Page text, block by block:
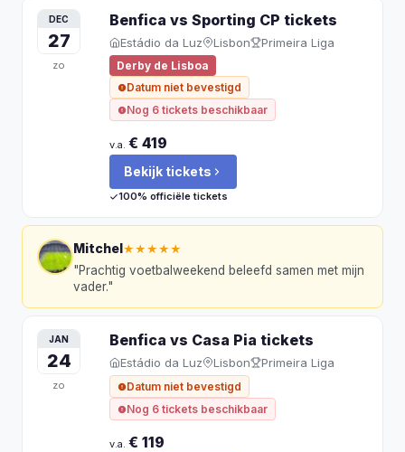
DEC
27
zo
Benfica vs Sporting CP tickets
Estádio da Luz Lisbon Primeira Liga
Derby de Lisboa
Datum niet bevestigd
Nog 6 tickets beschikbaar
v.a. € 419
Bekijk tickets
100% officiële tickets
Mitchel★★★★★
"Prachtig voetbalweekend beleefd samen met mijn
vader."
JAN
24
zo
Benfica vs Casa Pia tickets
Estádio da Luz Lisbon Primeira Liga
Datum niet bevestigd
Nog 6 tickets beschikbaar
v.a. € 119